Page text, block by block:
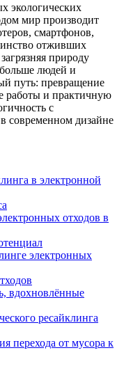
экологических
мир производит
смартфонов,
отживших
природу
людей и
путь: превращение
работы и практичную
с
современном дизайне
в электронной
отходов в
электронных
вдохновлённые
ресайклинга
перехода от мусора к